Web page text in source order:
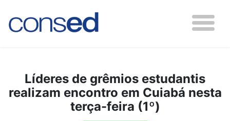
Líderes de grêmios estudantis
realizam encontro em Cuiabá nesta
terça-feira (1º)